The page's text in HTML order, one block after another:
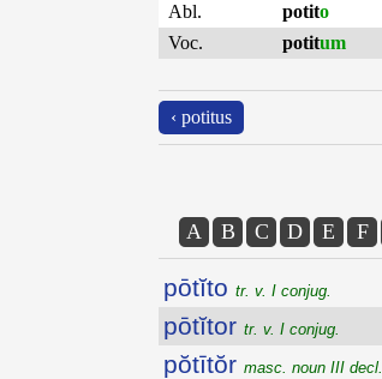
Abl.
potito
Voc.
potitum
‹ potitus
A B C D E F
pōtĭto tr. v. I conjug.
pōtĭtor tr. v. I conjug.
pŏtītŏr masc. noun III decl.